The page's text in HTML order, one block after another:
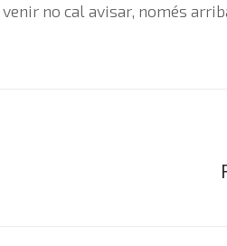
venir no cal avisar, només